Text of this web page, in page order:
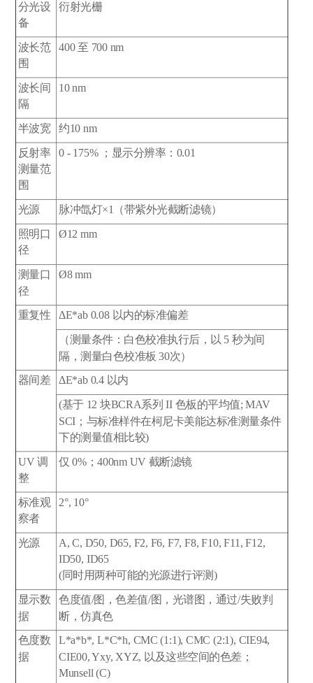
分光设
备
衍射光栅
波长范
围
400 至 700 nm
波长间
隔
10 nm
半波宽 约10 nm
反射率
测量范
围
0 - 175% ；显示分辨率：0.01
光源 脉冲氙灯×1（带紫外光截断滤镜）
照明口
径
Ø12 mm
测量口
径
Ø8 mm
重复性 ΔE*ab 0.08 以内的标准偏差
（测量条件：白色校准执行后，以 5 秒为间
隔，测量白色校准板 30次）
器间差 ΔE*ab 0.4 以内
(基于 12 块BCRA系列 II 色板的平均值; MAV
SCI；与标准样件在柯尼卡美能达标准测量条件
下的测量值相比较)
UV 调
整
仅 0%；400nm UV 截断滤镜
标准观
察者
2°, 10°
光源 A, C, D50, D65, F2, F6, F7, F8, F10, F11, F12,
ID50, ID65
(同时用两种可能的光源进行评测)
显示数
据
色度值/图，色差值/图，光谱图，通过/失败判
断，仿真色
色度数
据
L*a*b*, L*C*h, CMC (1:1), CMC (2:1), CIE94,
CIE00, Yxy, XYZ, 以及这些空间的色差；
Munsell (C)